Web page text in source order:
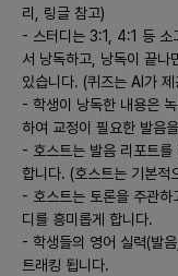
피드백이 가능하도록
다.
3) **시장에서 경쟁력
- AI 기반의 실시간
즉각적인 발음 교정
- 학습자간의 인터랙
행, 사용자의 피드백
- 사용자의 니즈에 따
들어 특정 주제나 난
리, 링글 참고)
- 스터디는 3:1, 4:1 등 소
서 낭독하고, 낭독이 끝나
있습니다. (퀴즈는 AI가 제
- 학생이 낭독한 내용은
하여 교정이 필요한 발음
- 호스트는 발음 리포트를
합니다. (호스트는 기본적
- 호스트는 토론을 주관하
디를 흥미롭게 합니다.
- 학생들의 영어 실력(발
트래킹 됩니다.